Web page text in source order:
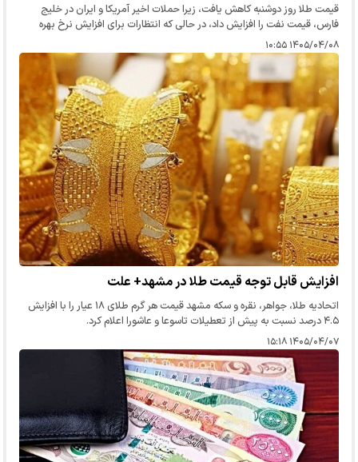
قیمت طلا روز دوشنبه کاهش یافت، زیرا حملات اخیر آمریکا و ایران در خلیج
فارس، قیمت نفت را افزایش داد، در حالی که انتظارات برای افزایش نرخ بهره
فدرال رزرو ایالات متحده، فشار بیشتری بر این فلز بدون…
۱۴۰۵/۰۴/۰۸ ۱۰:۵۵
افزایش قابل توجه قیمت طلا در مشهد+ علت
اتحادیه طلا، جواهر، نقره و سکه مشهد قیمت هر گرم طلای ۱۸ عیار را با افزایش
۴.۵ درصد نسبت به پیش از تعطیلات تاسوعا و عاشورا اعلام کرد.
۱۴۰۵/۰۴/۰۷ ۱۵:۱۸